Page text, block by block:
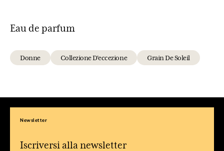
Eau de parfum
Donne Collezione D'eccezione Grain De Soleil
Newsletter
Iscriversi alla newsletter